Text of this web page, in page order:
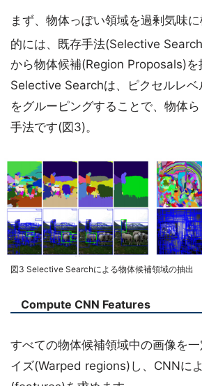
まず、物体っぽい領域を過剰気味
的には、既存手法(Selective
から物体候補(Region Proposals)を
Selective Searchは、ピクセルレベ
をグルーピングすることで、物体
手法です(図3)。
図3 Selective Searchによる物体候補領域の抽出
Compute CNN Features
すべての物体候補領域中の画像を
イズ(Warped regions)し、CNNに